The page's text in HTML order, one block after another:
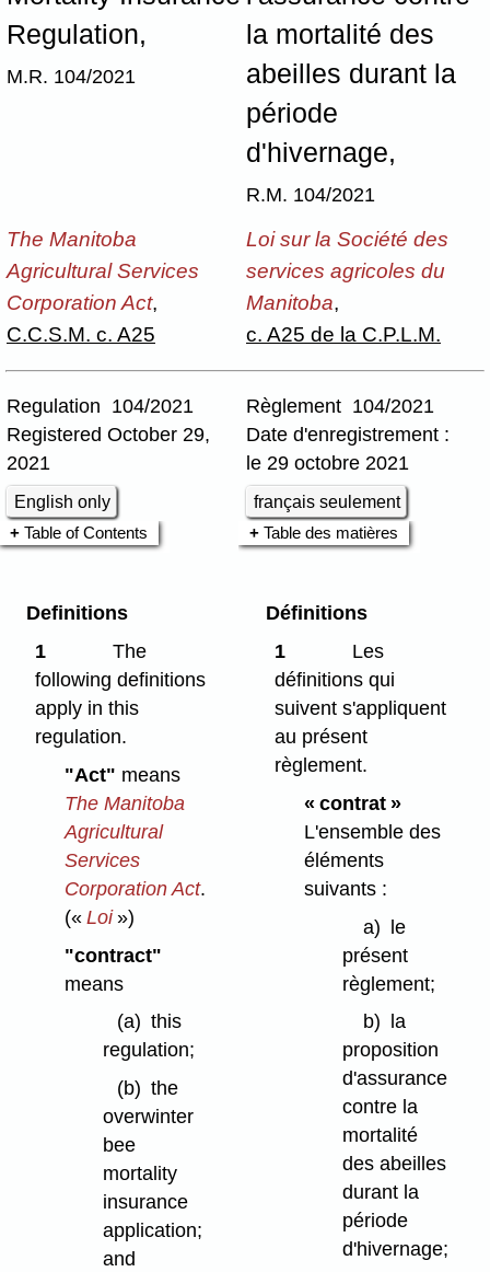
Regulation,
M.R. 104/2021
la mortalité des
abeilles durant la
période
d'hivernage,
R.M. 104/2021
The Manitoba
Agricultural Services
Corporation Act,
C.C.S.M. c. A25
Loi sur la Société des
services agricoles du
Manitoba,
c. A25 de la C.P.L.M.
Regulation 104/2021
Registered October 29,
2021
English only
Règlement 104/2021
Date d'enregistrement :
le 29 octobre 2021
français seulement
Table of Contents
Table des matières
Definitions
1
The
following definitions
apply in this
regulation.
"Act" means
The Manitoba
Agricultural
Services
Corporation Act.
(« Loi»)
"contract"
means
(a) this
regulation;
(b) the
overwinter
bee
mortality
insurance
application;
and
Définitions
1
Les
définitions qui
suivent s'appliquent
au présent
règlement.
« contrat »
L'ensemble des
éléments
suivants :
a) le
présent
règlement;
b)
la
proposition
d'assurance
contre la
mortalité
des abeilles
durant la
période
d'hivernage;